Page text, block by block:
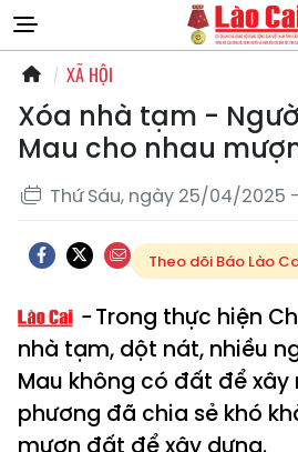
XÃ HỘI
Xóa nhà tạm -
Mau cho nhau
Thứ Sáu, ngày 25/04/2025 -
Theo dõi Báo Lào
Trong thực hiện
nhà tạm, dột nát, nhiều
Mau không có đất để xây
phương đã chia sẻ khó
mượn đất để xây dựng.